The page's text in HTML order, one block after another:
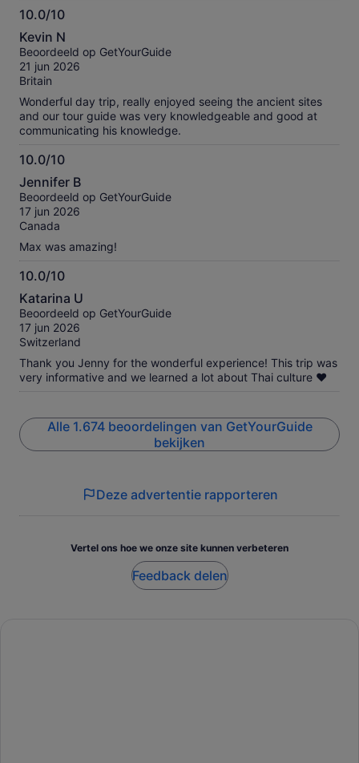
10.0/10
10.0
van
10
Kevin N
Beoordeeld op GetYourGuide
21 jun 2026
Britain
Wonderful day trip, really enjoyed seeing the ancient sites
and our tour guide was very knowledgeable and good at
communicating his knowledge.
10.0/10
10.0
van
10
Jennifer B
Beoordeeld op GetYourGuide
17 jun 2026
Canada
Max was amazing!
10.0/10
10.0
van
10
Katarina U
Beoordeeld op GetYourGuide
17 jun 2026
Switzerland
Thank you Jenny for the wonderful experience! This trip was
very informative and we learned a lot about Thai culture ❤️
Alle 1.674 beoordelingen van GetYourGuide
bekijken
Deze advertentie rapporteren
Vertel ons hoe we onze site kunnen verbeteren
Feedback delen